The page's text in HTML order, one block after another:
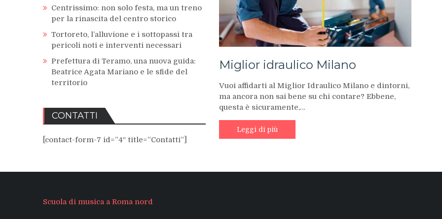
Miglior idraulico Milano
Vuoi affidarti al Miglior Idraulico Milano e dintorni,
ma ancora non sai bene su chi contare? Ebbene,
questa è sicuramente,…
Leggi di più
Centrissimo: non solo festa, ma un treno
per la rinascita del centro storico
Tortoreto, l’alluvione e i sottopassi tra
pericoli noti e interventi necessari
Prefettura di Teramo, una nuova guida:
Beatrice Agata Mariano e le sfide del
territorio
CONTATTI
[contact-form-7 id=”4″ title=”Contatti”]
Scuola di musica a Roma nord